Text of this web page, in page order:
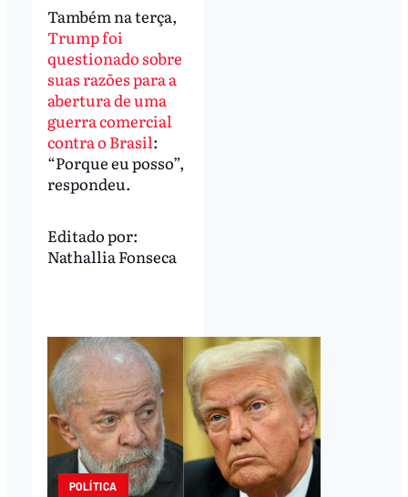
Também na terça,
Trump foi
questionado sobre
suas razões para a
abertura de uma
guerra comercial
contra o Brasil:
“Porque eu posso”,
respondeu.
Editado por:
Nathallia Fonseca
POLÍTICA